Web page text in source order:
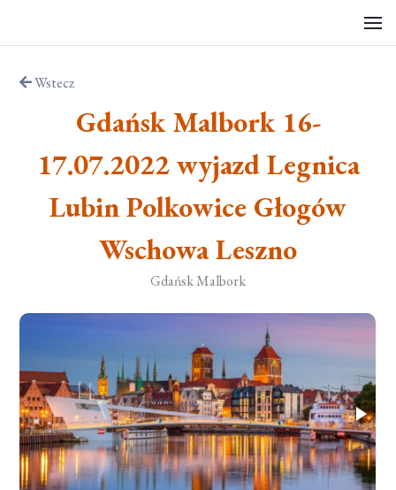
Wstecz
Gdańsk Malbork 16-
17.07.2022 wyjazd Legnica
Lubin Polkowice Głogów
Wschowa Leszno
Gdańsk Malbork